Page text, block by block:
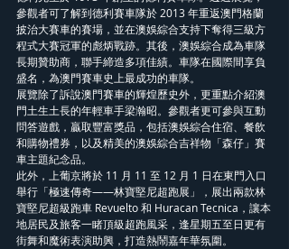
參觀者可了解到德利賽車隊於 2013 年重返澳門格蘭
披治大賽車的賽場，並在澳娛綜合支持下奪得三級方
程式大賽冠軍的彪炳戰跡。其後，澳娛綜合成為車隊
長期贊助商，聯手締造多項佳績。車隊在國際間享負
盛名，為澳門賽車史上最成功的車隊。
展覽除了訴說澳門賽車的輝煌歷史外，更重點介紹澳
門土生土長的年輕車手梁瀚昭。參觀者更可參與互動
問答遊戲，贏取豐富獎品，包括澳娛綜合住宿、餐飲
和購物禮券，以及精美的澳娛綜合吉祥物「森仔」賽
車主題紀念品。
此外，上葡京將於 11 月 11 至 12 月 1 日在東門入口
舉行「極速傳奇——林寶堅尼超跑展」，展出兩款林
寶堅尼超級跑車 Revuelto 和 Huracan Tecnica，讓本
地居民及旅客一睹頂級超跑風采，逢星期五至日更有
街舞和魔術表演助興，打造熱鬧嘉年華氛圍。